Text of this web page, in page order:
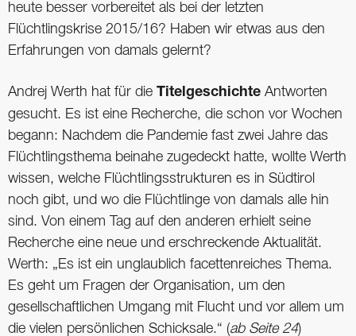
heute besser vorbereitet als bei der letzten
Flüchtlingskrise 2015/16? Haben wir etwas aus den
Erfahrungen von damals gelernt?
Andrej Werth hat für die Titelgeschichte Antworten
gesucht. Es ist eine Recherche, die schon vor Wochen
begann: Nachdem die Pandemie fast zwei Jahre das
Flüchtlingsthema beinahe zugedeckt hatte, wollte Werth
wissen, welche Flüchtlingsstrukturen es in Südtirol
noch gibt, und wo die Flüchtlinge von damals alle hin
sind. Von einem Tag auf den anderen erhielt seine
Recherche eine neue und erschreckende Aktualität.
Werth: „Es ist ein unglaublich facettenreiches Thema.
Es geht um Fragen der Organisation, um den
gesellschaftlichen Umgang mit Flucht und vor allem um
die vielen persönlichen Schicksale.“ (ab Seite 24)